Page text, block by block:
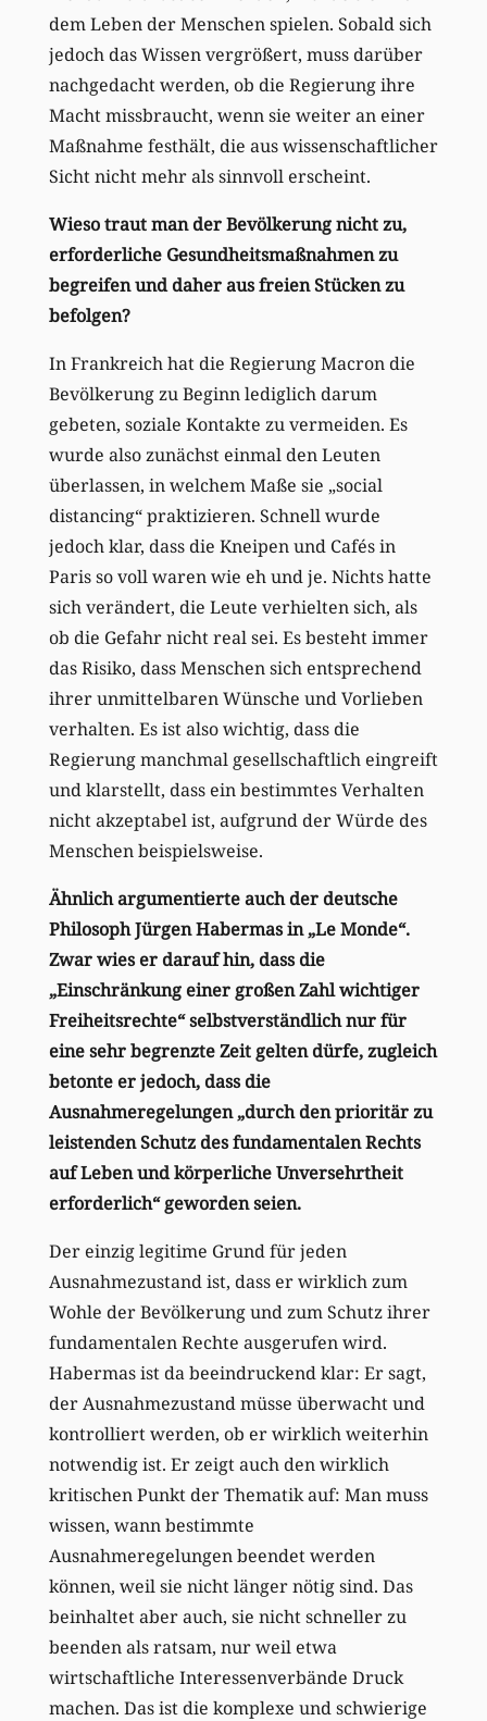
dem Leben der Menschen spielen. Sobald sich
jedoch das Wissen vergrößert, muss darüber
nachgedacht werden, ob die Regierung ihre
Macht missbraucht, wenn sie weiter an einer
Maßnahme festhält, die aus wissenschaftlicher
Sicht nicht mehr als sinnvoll erscheint.
Wieso traut man der Bevölkerung nicht zu,
erforderliche Gesundheitsmaßnahmen zu
begreifen und daher aus freien Stücken zu
befolgen?
In Frankreich hat die Regierung Macron die
Bevölkerung zu Beginn lediglich darum
gebeten, soziale Kontakte zu vermeiden. Es
wurde also zunächst einmal den Leuten
überlassen, in welchem Maße sie „social
distancing“ praktizieren. Schnell wurde
jedoch klar, dass die Kneipen und Cafés in
Paris so voll waren wie eh und je. Nichts hatte
sich verändert, die Leute verhielten sich, als
ob die Gefahr nicht real sei. Es besteht immer
das Risiko, dass Menschen sich entsprechend
ihrer unmittelbaren Wünsche und Vorlieben
verhalten. Es ist also wichtig, dass die
Regierung manchmal gesellschaftlich eingreift
und klarstellt, dass ein bestimmtes Verhalten
nicht akzeptabel ist, aufgrund der Würde des
Menschen beispielsweise.
Ähnlich argumentierte auch der deutsche
Philosoph Jürgen Habermas in „Le Monde“.
Zwar wies er darauf hin, dass die
„Einschränkung einer großen Zahl wichtiger
Freiheitsrechte“ selbstverständlich nur für
eine sehr begrenzte Zeit gelten dürfe, zugleich
betonte er jedoch, dass die
Ausnahmeregelungen „durch den prioritär zu
leistenden Schutz des fundamentalen Rechts
auf Leben und körperliche Unversehrtheit
erforderlich“ geworden seien.
Der einzig legitime Grund für jeden
Ausnahmezustand ist, dass er wirklich zum
Wohle der Bevölkerung und zum Schutz ihrer
fundamentalen Rechte ausgerufen wird.
Habermas ist da beeindruckend klar: Er sagt,
der Ausnahmezustand müsse überwacht und
kontrolliert werden, ob er wirklich weiterhin
notwendig ist. Er zeigt auch den wirklich
kritischen Punkt der Thematik auf: Man muss
wissen, wann bestimmte
Ausnahmeregelungen beendet werden
können, weil sie nicht länger nötig sind. Das
beinhaltet aber auch, sie nicht schneller zu
beenden als ratsam, nur weil etwa
wirtschaftliche Interessenverbände Druck
machen. Das ist die komplexe und schwierige